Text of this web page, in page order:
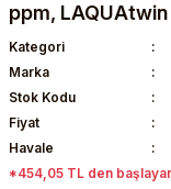
ppm, LAQUAtwin
Kategori
Marka
Stok Kodu
Fiyat
Havale
*454,05 TL den